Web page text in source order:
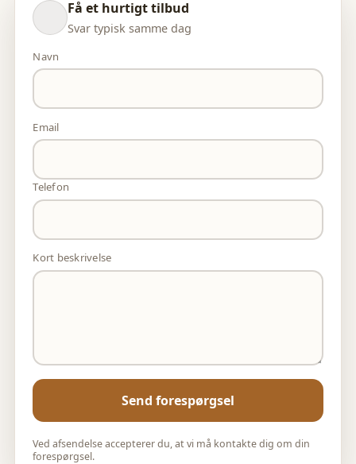
Få et hurtigt tilbud
Svar typisk samme dag
Navn
Email
Telefon
Kort beskrivelse
Send forespørgsel
Ved afsendelse accepterer du, at vi må kontakte dig om din
forespørgsel.